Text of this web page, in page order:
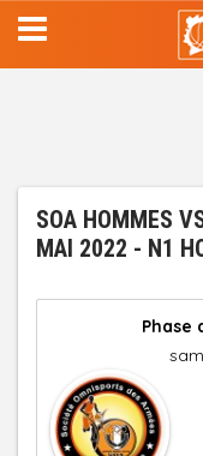
Aller
au
contenu
SOA HOMMES
MAI 2022 - N1
Phase